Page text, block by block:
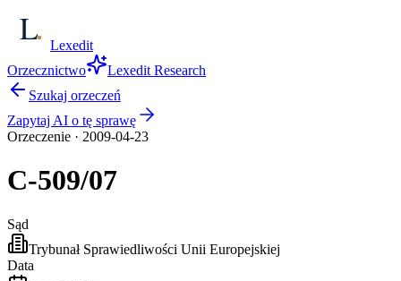
Lexedit
Orzecznictwo
Lexedit Research
Szukaj orzeczeń
Zapytaj AI o tę sprawę
Orzeczenie · 2009-04-23
C-509/07
Sąd
Trybunał Sprawiedliwości Unii Europejskiej
Data